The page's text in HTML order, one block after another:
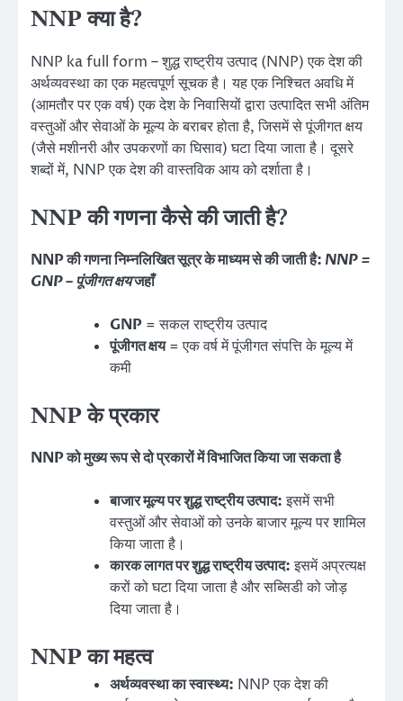
NNP क्या है?
NNP ka full form – शुद्ध राष्ट्रीय उत्पाद (NNP) एक देश की
अर्थव्यवस्था का एक महत्वपूर्ण सूचक है। यह एक निश्चित अवधि में
(आमतौर पर एक वर्ष) एक देश के निवासियों द्वारा उत्पादित सभी अंतिम
वस्तुओं और सेवाओं के मूल्य के बराबर होता है, जिसमें से पूंजीगत क्षय
(जैसे मशीनरी और उपकरणों का घिसाव) घटा दिया जाता है। दूसरे
शब्दों में, NNP एक देश की वास्तविक आय को दर्शाता है।
NNP की गणना कैसे की जाती है?
NNP की गणना निम्नलिखित सूत्र के माध्यम से की जाती है: NNP =
GNP – पूंजीगत क्षयजहाँ
GNP = सकल राष्ट्रीय उत्पाद
पूंजीगत क्षय= एक वर्ष में पूंजीगत संपत्ति के मूल्य में
कमी
NNP के प्रकार
NNP को मुख्य रूप से दो प्रकारों में विभाजित किया जा सकता है
बाजार मूल्य पर शुद्ध राष्ट्रीय उत्पाद:इसमें सभी
वस्तुओं और सेवाओं को उनके बाजार मूल्य पर शामिल
किया जाता है।
कारक लागत पर शुद्ध राष्ट्रीय उत्पाद:इसमें अप्रत्यक्ष
करों को घटा दिया जाता है और सब्सिडी को जोड़
दिया जाता है।
NNP का महत्व
अर्थव्यवस्था का स्वास्थ्य: NNP एक देश की